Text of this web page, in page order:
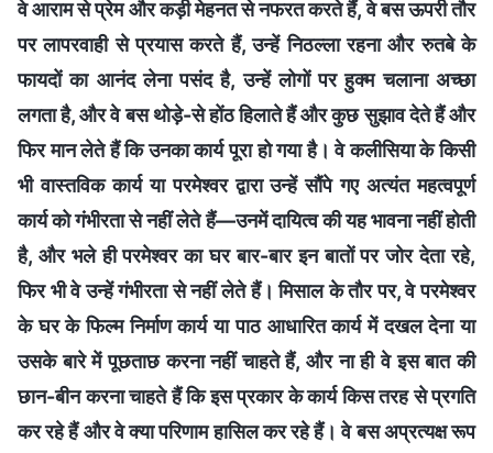
वे आराम से प्रेम और कड़ी मेहनत से नफरत करते हैं, वे बस ऊपरी तौर
पर लापरवाही से प्रयास करते हैं, उन्हें निठल्ला रहना और रुतबे के
फायदों का आनंद लेना पसंद है, उन्हें लोगों पर हुक्म चलाना अच्छा
लगता है, और वे बस थोड़े-से होंठ हिलाते हैं और कुछ सुझाव देते हैं और
फिर मान लेते हैं कि उनका कार्य पूरा हो गया है। वे कलीसिया के किसी
भी वास्तविक कार्य या परमेश्वर द्वारा उन्हें सौंपे गए अत्यंत महत्वपूर्ण
कार्य को गंभीरता से नहीं लेते हैं—उनमें दायित्व की यह भावना नहीं होती
है, और भले ही परमेश्वर का घर बार-बार इन बातों पर जोर देता रहे,
फिर भी वे उन्हें गंभीरता से नहीं लेते हैं। मिसाल के तौर पर, वे परमेश्वर
के घर के फिल्म निर्माण कार्य या पाठ आधारित कार्य में दखल देना या
उसके बारे में पूछताछ करना नहीं चाहते हैं, और ना ही वे इस बात की
छान-बीन करना चाहते हैं कि इस प्रकार के कार्य किस तरह से प्रगति
कर रहे हैं और वे क्या परिणाम हासिल कर रहे हैं। वे बस अप्रत्यक्ष रूप